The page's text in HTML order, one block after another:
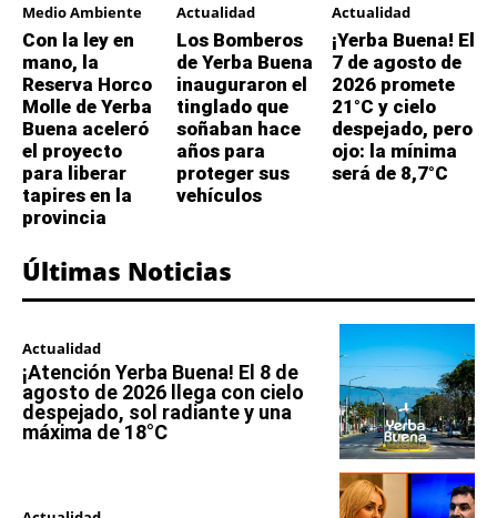
Medio Ambiente
Con la ley en
mano, la
Reserva Horco
Molle de Yerba
Buena aceleró
el proyecto
para liberar
tapires en la
provincia
Actualidad
Los Bomberos
de Yerba Buena
inauguraron el
tinglado que
soñaban hace
años para
proteger sus
vehículos
Actualidad
¡Yerba Buena! El
7 de agosto de
2026 promete
21°C y cielo
despejado, pero
ojo: la mínima
será de 8,7°C
Últimas Noticias
Actualidad
¡Atención Yerba Buena! El 8 de
agosto de 2026 llega con cielo
despejado, sol radiante y una
máxima de 18°C